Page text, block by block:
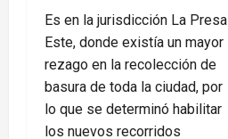
Es en la jurisdicción La Presa
Este, donde existía un mayor
rezago en la recolección de
basura de toda la ciudad, por
lo que se determinó habilitar
los nuevos recorridos